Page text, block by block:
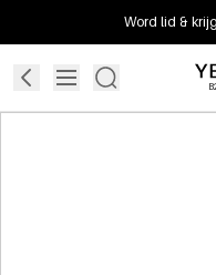
Word lid &